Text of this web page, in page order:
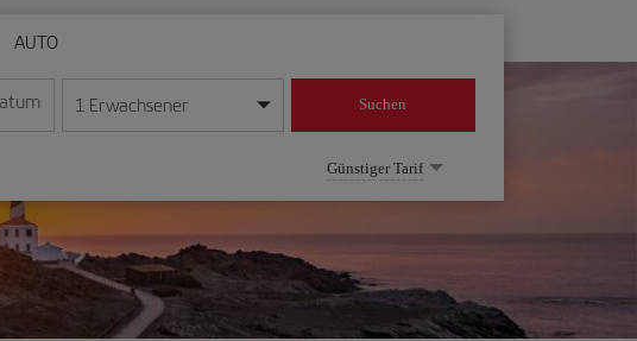
AUTO
Monat/Jahr ein
Datum im Format Tag/Monat/Jahr ein
1 Erwachsener Suchen
Günstiger Tarif